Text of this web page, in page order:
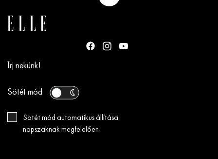
Írj nekünk!
Sötét mód
Sötét mód automatikus állítása
napszaknak megfelelően